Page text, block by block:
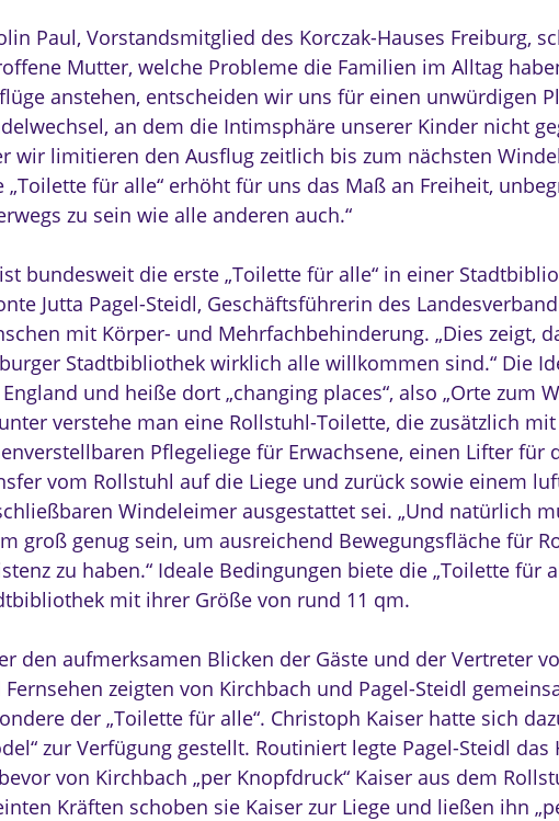
Paul, Vorstandsmitglied des Korczak-Hauses Freiburg,
Mutter, welche Probleme die Familien im Alltag
anstehen, entscheiden wir uns für einen unwürdigen
an dem die Intimsphäre unserer Kinder nicht
wir limitieren den Ausflug zeitlich bis zum nächsten
„Toilette für alle“ erhöht für uns das Maß an Freiheit,
zu sein wie alle anderen auch.“
ist bundesweit die erste „Toilette für alle“ in einer
Jutta Pagel-Steidl, Geschäftsführerin des
mit Körper- und Mehrfachbehinderung. „Dies zeigt,
Stadtbibliothek wirklich alle willkommen sind.“ Die
und heiße dort „changing places“, also „Orte zum
verstehe man eine Rollstuhl-Toilette, die zusätzlich
Pflegeliege für Erwachsene, einen Lifter für
vom Rollstuhl auf die Liege und zurück sowie einem
Windeleimer ausgestattet sei. „Und natürlich
groß genug sein, um ausreichend Bewegungsfläche für
zu haben.“ Ideale Bedingungen biete die „Toilette für
mit ihrer Größe von rund 11 qm.
den aufmerksamen Blicken der Gäste und der Vertreter
Fernsehen zeigten von Kirchbach und Pagel-Steidl
der „Toilette für alle“. Christoph Kaiser hatte sich
zur Verfügung gestellt. Routiniert legte Pagel-Steidl das
von Kirchbach „per Knopfdruck“ Kaiser aus dem
Kräften schoben sie Kaiser zur Liege und ließen ihn